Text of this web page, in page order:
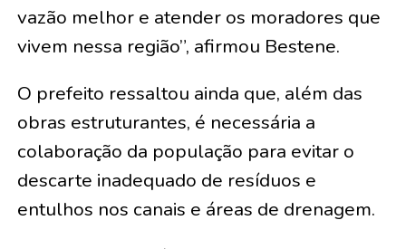
vazão melhor e atender os moradores que
vivem nessa região”, afirmou Bestene.
O prefeito ressaltou ainda que, além das
obras estruturantes, é necessária a
colaboração da população para evitar o
descarte inadequado de resíduos e
entulhos nos canais e áreas de drenagem.